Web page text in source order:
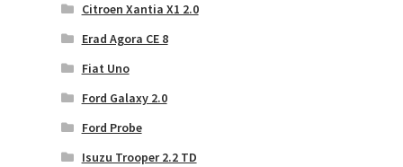
Citroen Xantia X1 2.0
Erad Agora CE 8
Fiat Uno
Ford Galaxy 2.0
Ford Probe
Isuzu Trooper 2.2 TD